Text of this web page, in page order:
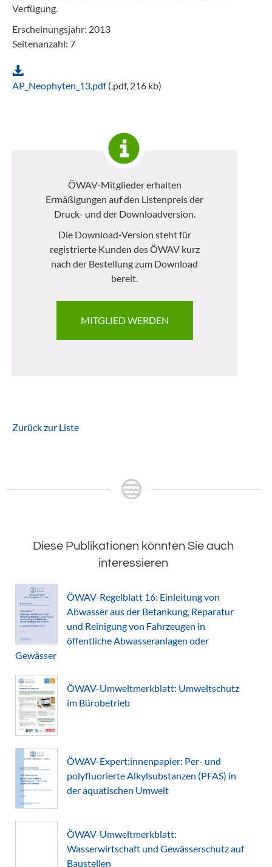
Verfügung.
Erscheinungsjahr: 2013
Seitenanzahl: 7
AP_Neophyten_13.pdf(.pdf, 216 kb)
ÖWAV-Mitglieder erhalten
Ermäßigungen auf den Listenpreis der
Druck- und der Downloadversion.
Die Download-Version steht für
registrierte Kunden des ÖWAV kurz
nach der Bestellung zum Download
bereit.
MITGLIED WERDEN
Zurück zur Liste
Diese Publikationen könnten Sie auch
interessieren
ÖWAV-Regelblatt 16: Einleitung von
Abwasser aus der Betankung, Reparatur
und Reinigung von Fahrzeugen in
öffentliche Abwasseranlagen oder
Gewässer
ÖWAV-Umweltmerkblatt: Umweltschutz
im Bürobetrieb
ÖWAV-Expert:innenpapier: Per- und
polyfluorierte Alkylsubstanzen (PFAS) in
der aquatischen Umwelt
ÖWAV-Umweltmerkblatt:
Wasserwirtschaft und Gewässerschutz auf
Baustellen